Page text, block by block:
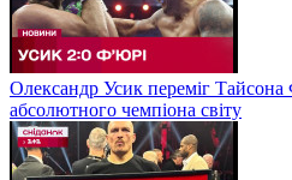
Олександр Усик переміг Тайсона
абсолютного чемпіона світу